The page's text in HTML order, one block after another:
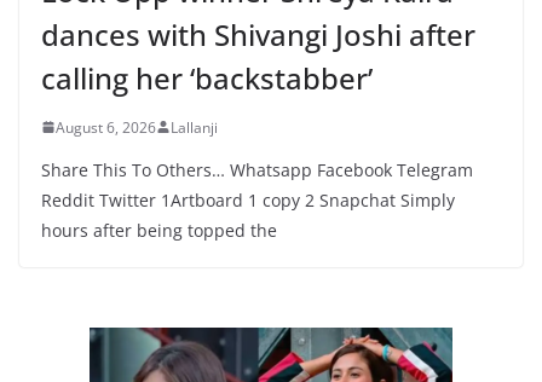
dances with Shivangi Joshi after
calling her ‘backstabber’
August 6, 2026 Lallanji
Share This To Others… Whatsapp Facebook Telegram
Reddit Twitter 1Artboard 1 copy 2 Snapchat Simply
hours after being topped the